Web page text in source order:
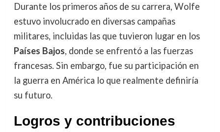
Durante los primeros años de su carrera, Wolfe
estuvo involucrado en diversas campañas
militares, incluidas las que tuvieron lugar en los
Países Bajos, donde se enfrentó a las fuerzas
francesas. Sin embargo, fue su participación en
la guerra en América lo que realmente definiría
su futuro.
Logros y contribuciones